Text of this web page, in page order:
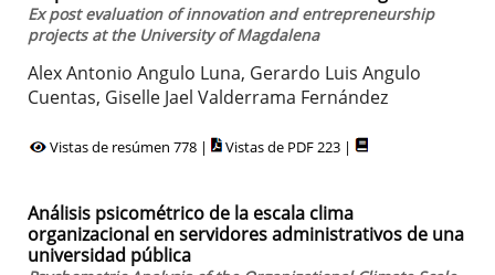
Ex post evaluation of innovation and entrepreneurship
projects at the University of Magdalena
Alex Antonio Angulo Luna, Gerardo Luis Angulo
Cuentas, Giselle Jael Valderrama Fernández
Vistas de resúmen 778 | Vistas de PDF 223 |
Análisis psicométrico de la escala clima
organizacional en servidores administrativos de una
universidad pública